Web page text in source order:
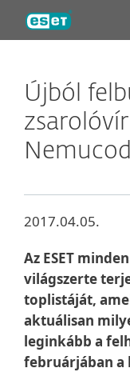
Újból
2017.04.05.
Az ESET
világszerte
toplistáját,
aktuálisan
leginkább a
februárjában a
ESET